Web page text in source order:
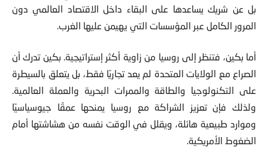
بل عن شريك يساعدها على البقاء داخل الاقتصاد العالمي دون
المرور الكامل عبر المؤسسات التي يهيمن عليها الغرب.
أما بكين، فتنظر إلى روسيا من زاوية أكثر إستراتيجية. بكين تدرك أن
الصراع مع الولايات المتحدة لم يعد تجاريًا فقط، بل يتعلق بالسيطرة
على التكنولوجيا والطاقة والممرات البحرية والعملة العالمية.
ولذلك فإن تعزيز الشراكة مع روسيا يمنحها عمقًا جيوسياسيًا
وموارد طبيعية هائلة، ويقلل في الوقت نفسه من هشاشتها أمام
الضغوط الأمريكية.